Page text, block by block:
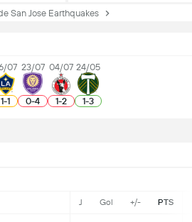
San Jose Earthquakes
07
1-1
23/07
0-4
04/07
1-2
24/05
1-3
J Gol +/- PTS